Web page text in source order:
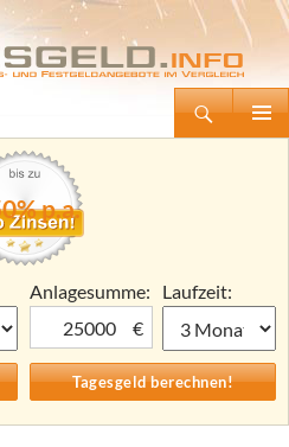
Tagesgeld.info – Tagesgeldkonten vergleichen und Tagesgeld-Zinsen berechnen
p.a.
Anlagesumme:
€
Laufzeit: